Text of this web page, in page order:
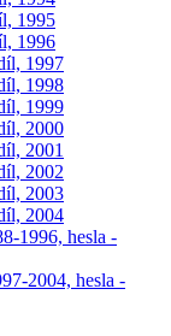
1995
1996
1997
1998
1999
2000
2001
2002
2003
2004
1996, hesla -
2004, hesla -